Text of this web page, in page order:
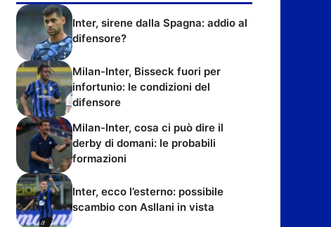
Inter, sirene dalla Spagna: addio al
difensore?
Milan-Inter, Bisseck fuori per
infortunio: le condizioni del
difensore
Milan-Inter, cosa ci può dire il
derby di domani: le probabili
formazioni
Inter, ecco l’esterno: possibile
scambio con Asllani in vista